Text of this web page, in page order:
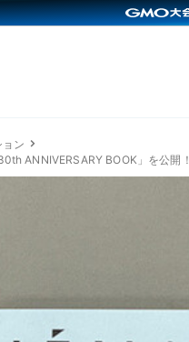
ン
ANNIVERSARY BOOK」を公開！